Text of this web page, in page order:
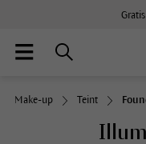
Make-up Teint